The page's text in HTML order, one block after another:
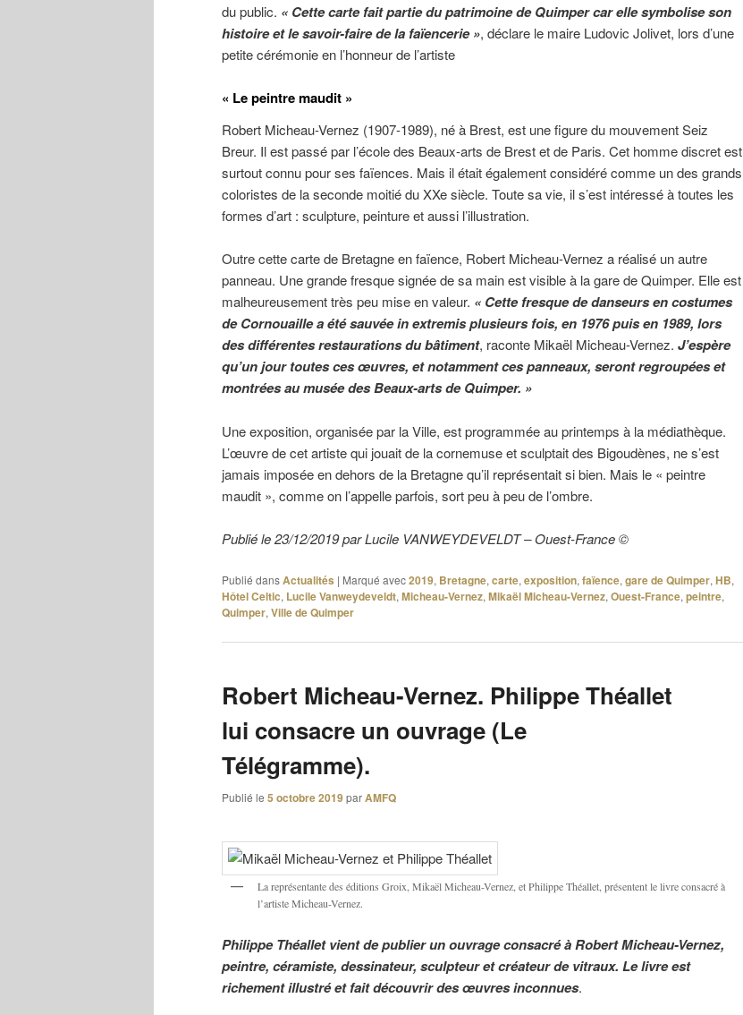
du public. « Cette carte fait partie du patrimoine de Quimper car elle symbolise son
histoire et le savoir-faire de la faïencerie », déclare le maire Ludovic Jolivet, lors d’une
petite cérémonie en l’honneur de l’artiste
« Le peintre maudit »
Robert Micheau-Vernez (1907-1989), né à Brest, est une figure du mouvement Seiz
Breur. Il est passé par l’école des Beaux-arts de Brest et de Paris. Cet homme discret est
surtout connu pour ses faïences. Mais il était également considéré comme un des grands
coloristes de la seconde moitié du XXe siècle. Toute sa vie, il s’est intéressé à toutes les
formes d’art : sculpture, peinture et aussi l’illustration.
Outre cette carte de Bretagne en faïence, Robert Micheau-Vernez a réalisé un autre
panneau. Une grande fresque signée de sa main est visible à la gare de Quimper. Elle est
malheureusement très peu mise en valeur. « Cette fresque de danseurs en costumes
de Cornouaille a été sauvée in extremis plusieurs fois, en 1976 puis en 1989, lors
des différentes restaurations du bâtiment, raconte Mikaël Micheau-Vernez. J’espère
qu’un jour toutes ces œuvres, et notamment ces panneaux, seront regroupées et
montrées au musée des Beaux-arts de Quimper. »
Une exposition, organisée par la Ville, est programmée au printemps à la médiathèque.
L’œuvre de cet artiste qui jouait de la cornemuse et sculptait des Bigoudènes, ne s’est
jamais imposée en dehors de la Bretagne qu’il représentait si bien. Mais le « peintre
maudit », comme on l’appelle parfois, sort peu à peu de l’ombre.
Publié le 23/12/2019 par Lucile VANWEYDEVELDT – Ouest-France ©
Publié dansActualités | Marqué avec2019, Bretagne, carte, exposition, faïence, gare de Quimper, HB,
Hôtel Celtic, Lucile Vanweydeveldt, Micheau-Vernez, Mikaël Micheau-Vernez, Ouest-France, peintre,
Quimper, Ville de Quimper
Robert Micheau-Vernez. Philippe Théallet
lui consacre un ouvrage (Le
Télégramme).
Publié le 5 octobre 2019parAMFQ
La représentante des éditions Groix, Mikaël Micheau-Vernez, et Philippe Théallet, présentent le livre consacré à
l’artiste Micheau-Vernez.
Philippe Théallet vient de publier un ouvrage consacré à Robert Micheau-Vernez,
peintre, céramiste, dessinateur, sculpteur et créateur de vitraux. Le livre est
richement illustré et fait découvrir des œuvres inconnues.